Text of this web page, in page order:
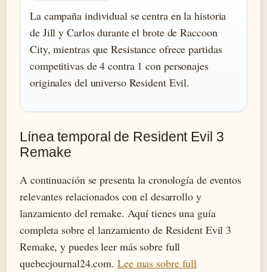
La campaña individual se centra en la historia
de Jill y Carlos durante el brote de Raccoon
City, mientras que Resistance ofrece partidas
competitivas de 4 contra 1 con personajes
originales del universo Resident Evil.
Línea temporal de Resident Evil 3
Remake
A continuación se presenta la cronología de eventos
relevantes relacionados con el desarrollo y
lanzamiento del remake. Aquí tienes una guía
completa sobre el lanzamiento de Resident Evil 3
Remake, y puedes leer más sobre full
quebecjournal24.com. Lee mas sobre full